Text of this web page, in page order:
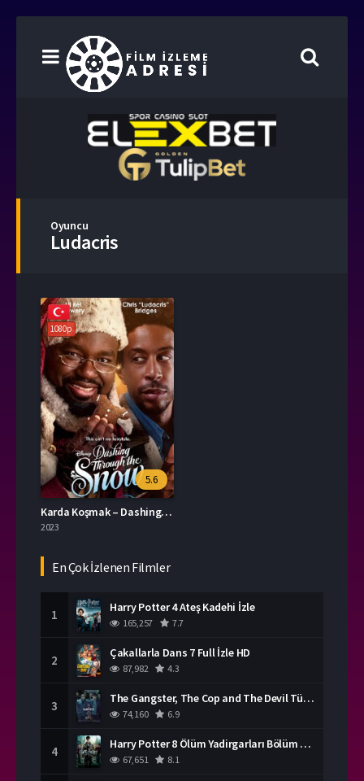
Oyuncu
Ludacris
1080p
5.6
Karda Koşmak – Dashing Through the Snow Full Hd İzle
2023
En Çok İzlenen Filmler
1 Harry Potter 4 Ateş Kadehi İzle
165,257 7.7
2 Çakallarla Dans 7 Full İzle HD
87,982 4.3
3 The Gangster, The Cop and The Devil Türkçe Dublaj İzle
74,160 6.9
4 Harry Potter 8 Ölüm Yadirgarları Bölüm 2 İzle
67,651 8.1